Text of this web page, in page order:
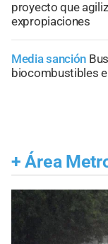
proyecto que
expropiaciones
Media sanción
biocombustibles
+ Área